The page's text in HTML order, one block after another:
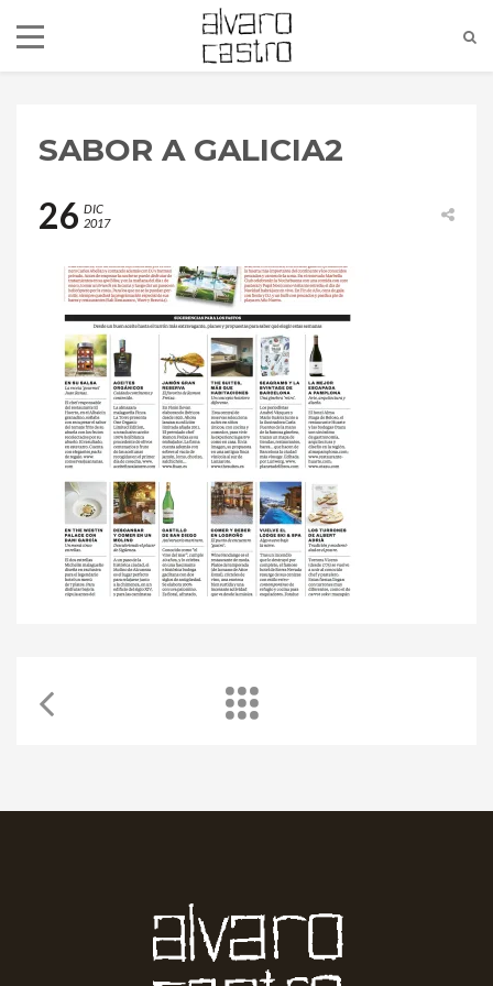
alvaro@alvarocastro.com
SABOR A GALICIA2
26 DIC
2017